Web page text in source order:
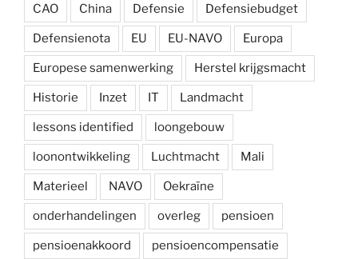
CAO China Defensie Defensiebudget
Defensienota EU EU-NAVO Europa
Europese samenwerking Herstel krijgsmacht
Historie Inzet IT Landmacht
lessons identified loongebouw
loonontwikkeling Luchtmacht Mali
Materieel NAVO Oekraïne
onderhandelingen overleg pensioen
pensioenakkoord pensioencompensatie